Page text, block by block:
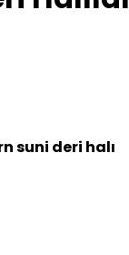
suni deri halı